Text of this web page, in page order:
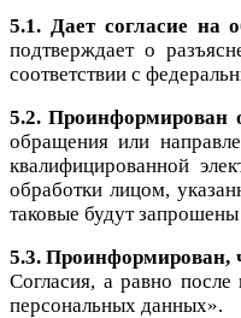
5.1. Дает согласие на
подтверждает о
соответствии с
5.2. Проинформирован
обращения или
квалифицированной
обработки лицом,
таковые будут
5.3. Проинформирован,
Согласия, а равно
персональных данных».